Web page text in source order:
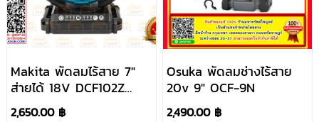
Makita พัดลมไร้สาย 7"
ส่ายได้ 18V DCF102Z
#NT
2,650.00 ฿
Osuka พัดลมช่างไร้สาย
20v 9" OCF-9N
2,490.00 ฿